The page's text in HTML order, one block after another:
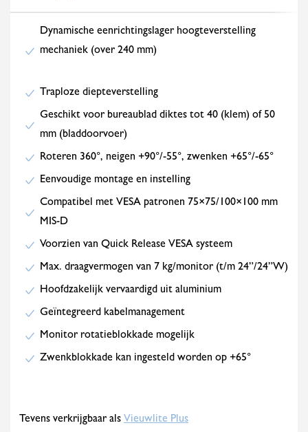
Dynamische eenrichtingslager hoogteverstelling
mechaniek (over 240 mm)
Traploze diepteverstelling
Geschikt voor bureaublad diktes tot 40 (klem) of 50
mm (bladdoorvoer)
Roteren 360°, neigen +90°/-55°, zwenken +65°/-65°
Eenvoudige montage en instelling
Compatibel met VESA patronen 75×75/100×100 mm
MIS-D
Voorzien van Quick Release VESA systeem
Max. draagvermogen van 7 kg/monitor (t/m 24”/24”W)
Hoofdzakelijk vervaardigd uit aluminium
Geïntegreerd kabelmanagement
Monitor rotatieblokkade mogelijk
Zwenkblokkade kan ingesteld worden op +65°
Tevens verkrijgbaar als Vieuwlite Plus